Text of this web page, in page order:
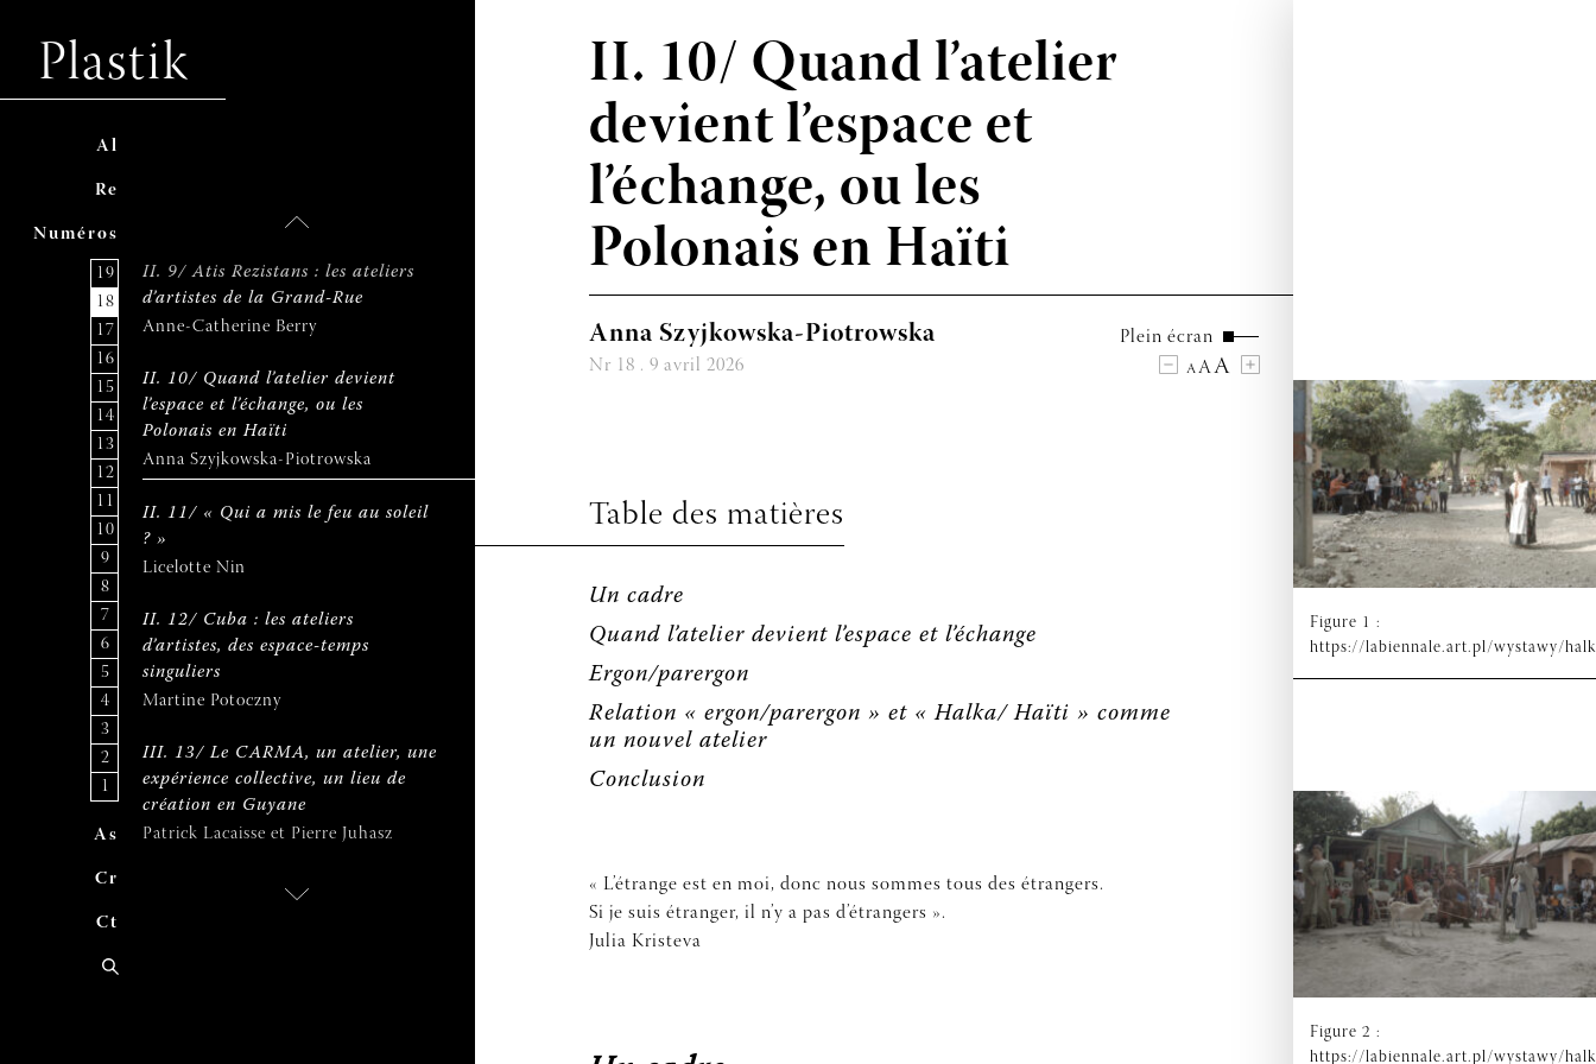
II. 10/ Quand l’atelier
devient l’espace et
l’échange, ou les
Polonais en Haïti
Plein écran
AAA
Anna Szyjkowska-Piotrowska
Nr 18 . 9 avril 2026
Table des matières
Un cadre
Quand l’atelier devient l’espace et l’échange
Ergon/parergon
Relation « ergon/parergon » et « Halka/ Haïti » comme
un nouvel atelier
Conclusion
« L’étrange est en moi, donc nous sommes tous des étrangers.
Si je suis étranger, il n’y a pas d’étrangers ».
Julia Kristeva
Figure 1 :
https://labiennale.art.pl/wystawy/
Figure 2 :
https://labiennale.art.pl/wystawy/
Plastik
Accuei
l
Revu
e
N uméros
19
18
17
16
15
14
13
12
11
10
9
8
7
6
5
4
3
2
1
de création : Minia Biabiany à
l’œuvre
Alain Salevor et Guillaume Robillard
II. 9/ Atis Rezistans : les ateliers
d’artistes de la Grand-Rue
Anne-Catherine Berry
II. 10/ Quand l’atelier devient
l’espace et l’échange, ou les
Polonais en Haïti
Anna Szyjkowska-Piotrowska
II. 11/ « Qui a mis le feu au soleil
? »
Licelotte Nin
II. 12/ Cuba : les ateliers
d’artistes, des espace-temps
singuliers
Martine Potoczny
III. 13/ Le CARMA, un atelier, une
expérience collective, un lieu de
création en Guyane
Patrick Lacaisse et Pierre Juhasz
Auteur
s
Contribue
r
Contac
t